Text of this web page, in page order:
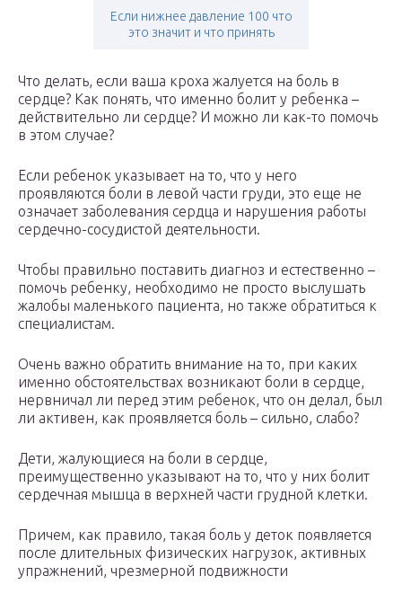
Если нижнее давление 100 что
это значит и что принять
Что делать, если ваша кроха жалуется на боль в
сердце? Как понять, что именно болит у ребенка –
действительно ли сердце? И можно ли как-то помочь
в этом случае?
Если ребенок указывает на то, что у него
проявляются боли в левой части груди, это еще не
означает заболевания сердца и нарушения работы
сердечно-сосудистой деятельности.
Чтобы правильно поставить диагноз и естественно –
помочь ребенку, необходимо не просто выслушать
жалобы маленького пациента, но также обратиться к
специалистам.
Очень важно обратить внимание на то, при каких
именно обстоятельствах возникают боли в сердце,
нервничал ли перед этим ребенок, что он делал, был
ли активен, как проявляется боль – сильно, слабо?
Дети, жалующиеся на боли в сердце,
преимущественно указывают на то, что у них болит
сердечная мышца в верхней части грудной клетки.
Причем, как правило, такая боль у деток появляется
после длительных физических нагрузок, активных
упражнений, чрезмерной подвижности